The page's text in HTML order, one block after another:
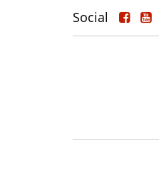
Social